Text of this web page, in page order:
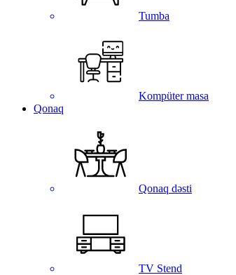
Tumba
Kompüter masa
Qonaq
Qonaq dəsti
TV Stend